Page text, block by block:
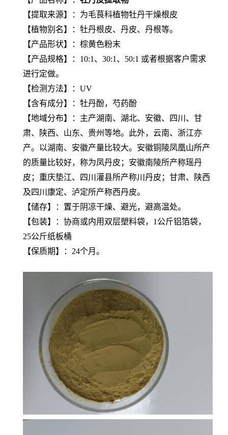
【提取来源】：为毛茛科植物牡丹干燥根皮
【植物别名】：牡丹根皮、丹皮、丹根等。
【产品形状】：棕黄色粉末
【产品规格】：10:1、30:1、50:1 或者根据客户需求
进行定做。
【检测方法】：UV
【含有成分】：牡丹酚，芍药酚
【地域分布】：主产湖南、湖北、安徽、四川、甘
肃、陕西、山东、贵州等地。此外，云南、浙江亦
产。以湖南、安徽产量比较大。安徽铜陵凤凰山所产
的质量比较好，称为凤丹皮；安徽南陵所产称瑶丹
皮；重庆垫江、四川灌县所产称川丹皮；甘肃、陕西
及四川康定、泸定所产称西丹皮。
【储存】：置于阴凉干燥、避光，避高温处。
【包装】：协商或内用双层塑料袋，1公斤铝箔袋，
25公斤纸板桶
【保质期】：24个月。